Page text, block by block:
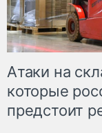
Атаки на
которые
предстоит